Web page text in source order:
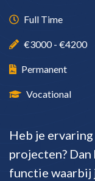
Full Time
€3000 - €4200
Permanent
Vocational
Heb je
projecten?
functie waarbij